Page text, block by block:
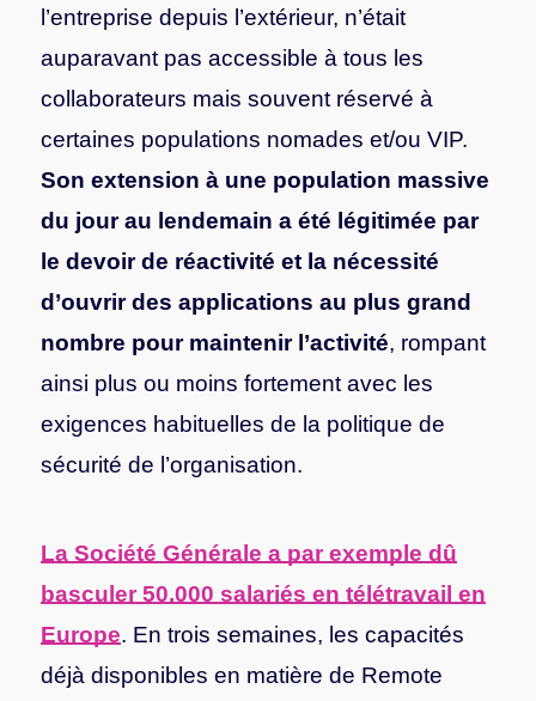
l’entreprise depuis l’extérieur, n’était
auparavant pas accessible à tous les
collaborateurs mais souvent réservé à
certaines populations nomades et/ou VIP.
Son extension à une population massive
du jour au lendemain a été légitimée par
le devoir de réactivité et la nécessité
d’ouvrir des applications au plus grand
nombre pour maintenir l’activité, rompant
ainsi plus ou moins fortement avec les
exigences habituelles de la politique de
sécurité de l’organisation.
La Société Générale a par exemple dû
basculer 50.000 salariés en télétravail en
Europe. En trois semaines, les capacités
déjà disponibles en matière de Remote